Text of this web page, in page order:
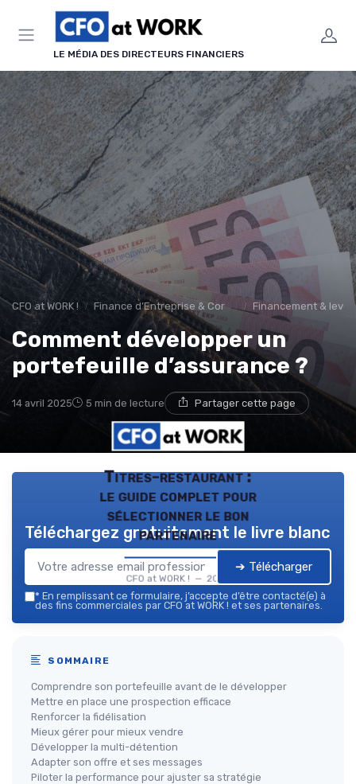
LE MÉDIA DES DIRECTEURS FINANCIERS
CFO at WORK ! Finance d’Entreprise & Corporate Finance Financement &
Comment développer un
portefeuille d’assurance ?
14 avril 2025 5 min de lecture Partager cette page
Titres-restaurant :
le guide complet pour
sélectionner le bon
partenaire
CFO at WORK ! — 2026
Téléchargez gratuitement le livre blanc
➔ Télécharger
* En remplissant ce formulaire, j’accepte d’être contacté(e) à
des fins commerciales par CFO at WORK ! et ses partenaires.
SOMMAIRE
Comprendre son portefeuille avant de le développer
Mettre en place une prospection efficace
Renforcer la fidélisation
Mieux gérer pour mieux vendre
Développer la multi-détention
Adapter son offre et ses messages
Piloter la performance pour ajuster sa stratégie
Panneau de gestion des cookies